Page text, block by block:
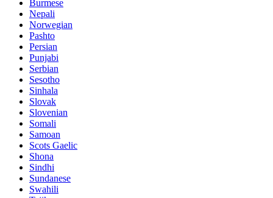
Burmese
Nepali
Norwegian
Pashto
Persian
Punjabi
Serbian
Sesotho
Sinhala
Slovak
Slovenian
Somali
Samoan
Scots Gaelic
Shona
Sindhi
Sundanese
Swahili